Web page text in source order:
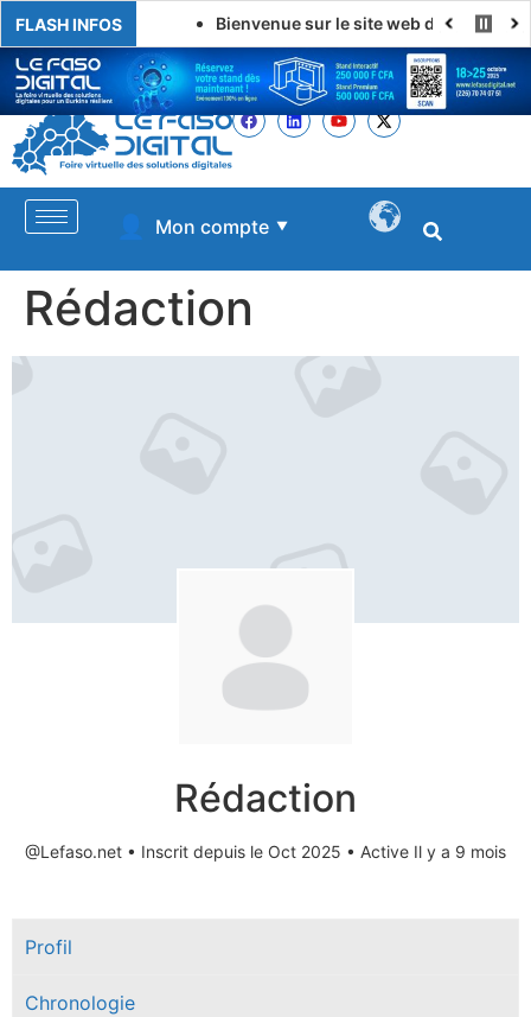
FLASH INFOS Bienvenue sur le site web de LE FASO
👤 Mon compte ▼
Rédaction
Rédaction
@Lefaso.net • Inscrit depuis le Oct 2025 • Active Il y a 9 mois
Profil
Chronologie